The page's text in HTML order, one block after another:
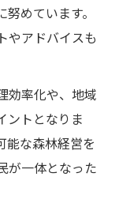
めています。
やアドバイスも
効率化や、地域
ントとなりま
能な森林経営を
が一体となった